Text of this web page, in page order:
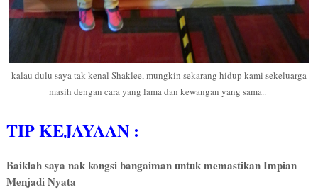
kalau dulu saya tak kenal Shaklee, mungkin sekarang hidup kami sekeluarga
masih dengan cara yang lama dan kewangan yang sama..
TIP KEJAYAAN :
Baiklah saya nak kongsi bangaiman untuk memastikan Impian
Menjadi Nyata